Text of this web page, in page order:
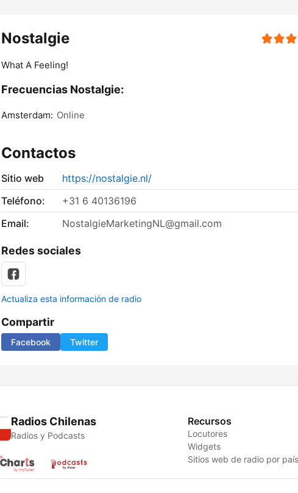
Nostalgie
What A Feeling!
Frecuencias Nostalgie:
Amsterdam: Online
Contactos
Sitio web
https://nostalgie.nl/
Teléfono:
+31 6 40136196
Email:
NostalgieMarketingNL@gmail.com
Redes sociales
Actualiza esta información de radio
Compartir
Facebook Twitter
Radios Chilenas
Radios y Podcasts
Recursos
Locutores
Widgets
Sitios web de radio por país